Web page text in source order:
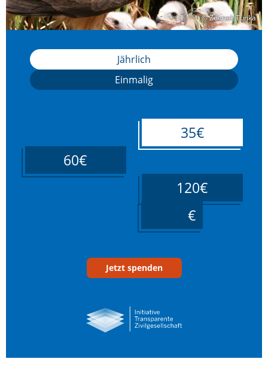
© Zdenek Tunka
© Zdenek Tunka
Jährlich
Einmalig
35€
60€
120€
Jetzt spenden